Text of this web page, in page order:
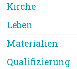
Kirche
Leben
Materialien
Qualifizierung